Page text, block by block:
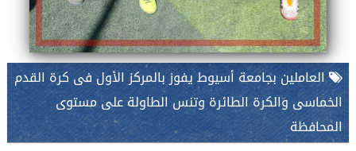
العاملين بجامعة أسيوط يفوز بالمركز الأول فى كرة القدم
الخماسى والكرة الطائرة وتنس الطاولة على مستوى
المحافظة